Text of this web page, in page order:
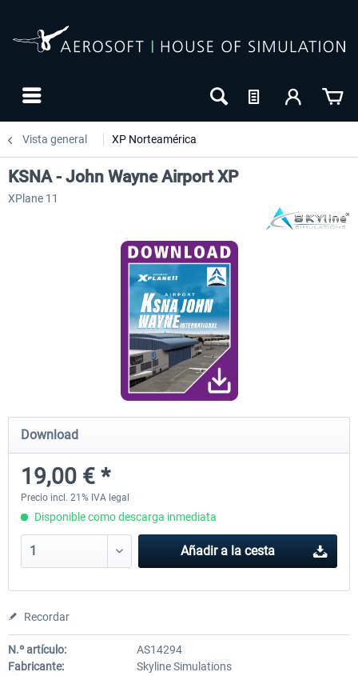
Vista general XP Norteamérica
FunnerFlight - KSAN, KNZY & Naval
Base San...
20,29 € *
Saint Croix XP
KSNA - John Wayne Airport XP
XPlane 11
Download
19,00 € *
Precio incl. 21% IVA legal
Disponible como descarga inmediata
Añadir a la cesta
Recordar
N.º artículo:
AS14294
Fabricante:
Skyline Simulations